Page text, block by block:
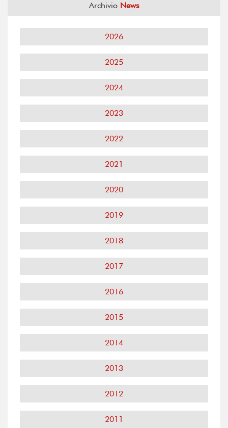
Archivio News
2026
2025
2024
2023
2022
2021
2020
2019
2018
2017
2016
2015
2014
2013
2012
2011